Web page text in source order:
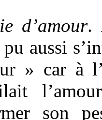
d’amour.
aussi
» car à
son